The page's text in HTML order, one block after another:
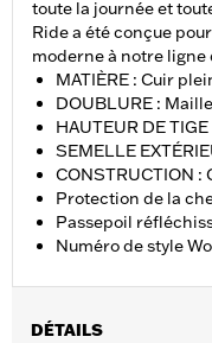
toute la journée et
Ride a été conçue
moderne à notre ligne
MATIÈRE : Cuir
DOUBLURE : Maille
HAUTEUR DE
SEMELLE
CONSTRUCTION
Protection de la
Passepoil
Numéro de style
DÉTAILS